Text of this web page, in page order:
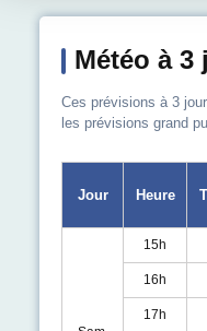
Météo à 3
Ces prévisions à 3
les prévisions grand
Jour Heure
15h
16h
17h